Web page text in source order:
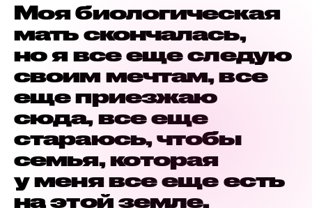
Моя биологическая
мать скончалась,
но я все еще следую
своим мечтам, все
еще приезжаю
сюда, все еще
стараюсь, чтобы
семья, которая
у меня все еще есть
на этой земле,